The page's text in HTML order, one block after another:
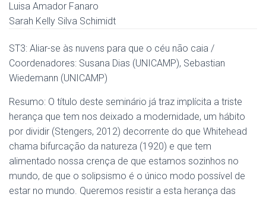
Luisa Amador Fanaro
Sarah Kelly Silva Schimidt
ST3: Aliar-se às nuvens para que o céu não caia /
Coordenadores: Susana Dias (UNICAMP), Sebastian
Wiedemann (UNICAMP)
Resumo: O título deste seminário já traz implícita a triste
herança que tem nos deixado a modernidade, um hábito
por dividir (Stengers, 2012) decorrente do que Whitehead
chama bifurcação da natureza (1920) e que tem
alimentado nossa crença de que estamos sozinhos no
mundo, de que o solipsismo é o único modo possível de
estar no mundo. Queremos resistir a esta herança das